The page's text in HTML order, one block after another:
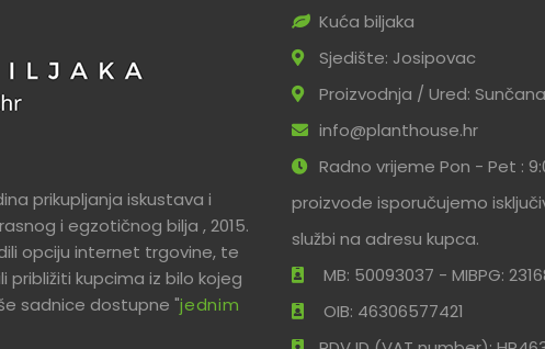
prikupljanja iskustava i
i egzotičnog bilja , 2015.
opciju internet trgovine, te
približiti kupcima iz bilo kojeg
sadnice dostupne "jednim
Kuća biljaka
Sjedište: Josipovac
Proizvodnja / Ured: Sunčana
info@planthouse.hr
Radno vrijeme Pon - Pet :
proizvode isporučujemo
službi na adresu kupca.
MB: 50093037 - MIBPG:
OIB: 46306577421